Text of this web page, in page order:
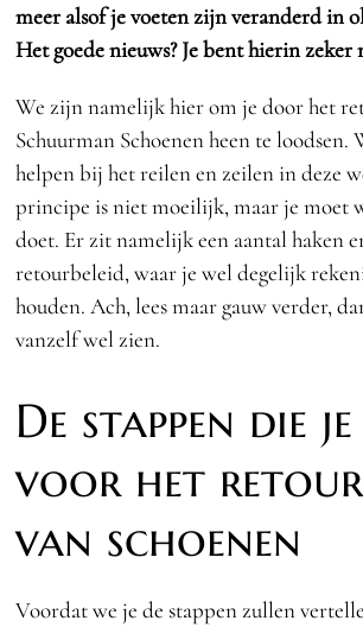
meer alsof je voeten zijn veranderd in
Het goede nieuws? Je bent hierin zeker
We zijn namelijk hier om je door het
Schuurman Schoenen heen te loodsen.
helpen bij het reilen en zeilen in deze
principe is niet moeilijk, maar je moet
doet. Er zit namelijk een aantal haken
retourbeleid, waar je wel degelijk
houden. Ach, lees maar gauw verder,
vanzelf wel zien.
De stappen die
voor het
van schoenen
Voordat we je de stappen zullen